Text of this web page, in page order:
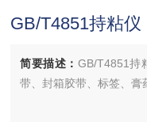
GB/T4851持粘仪
简要描述： GB/T4851持
带、封箱胶带、标签、膏